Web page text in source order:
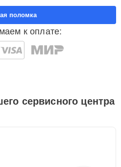
к оплате:
поломка
сервисного центра